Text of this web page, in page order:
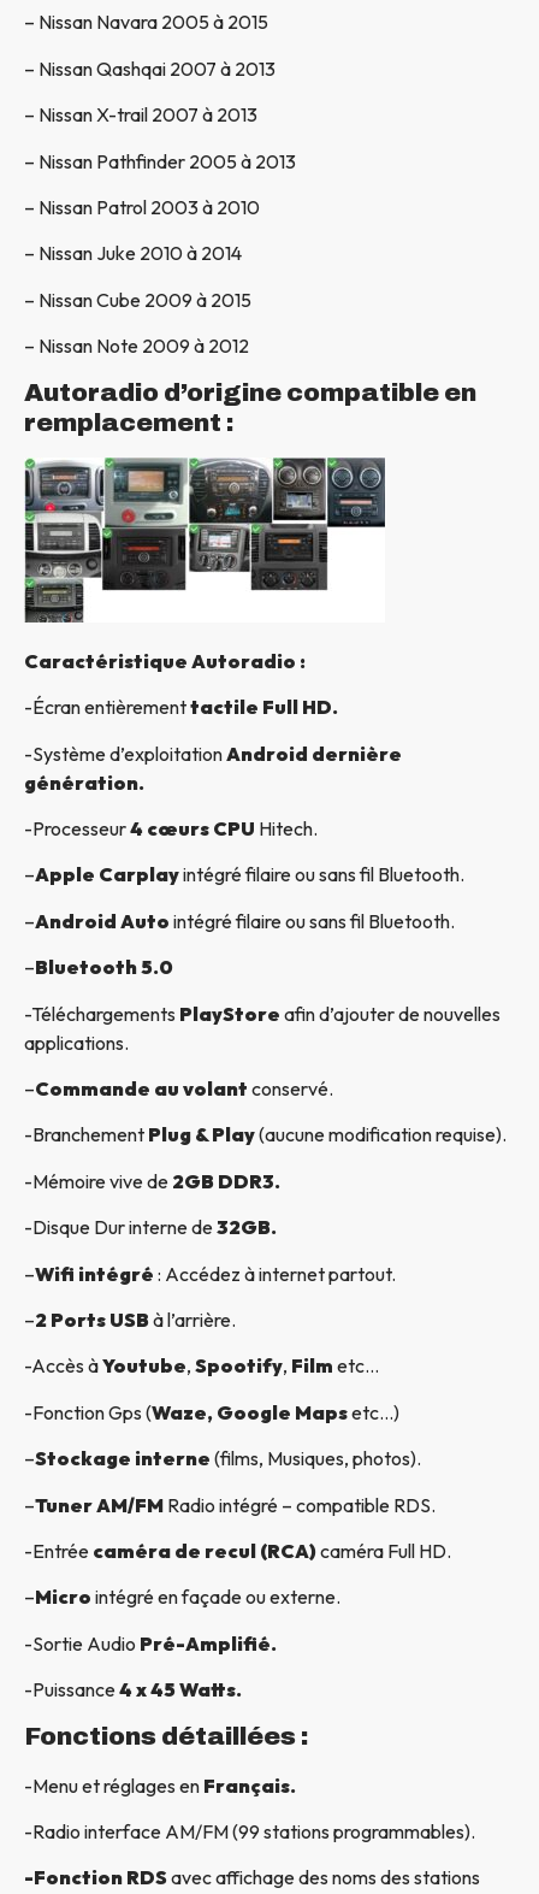
– Nissan Navara 2005 à 2015
– Nissan Qashqai 2007 à 2013
– Nissan X-trail 2007 à 2013
– Nissan Pathfinder 2005 à 2013
– Nissan Patrol 2003 à 2010
– Nissan Juke 2010 à 2014
– Nissan Cube 2009 à 2015
– Nissan Note 2009 à 2012
Autoradio d’origine compatible en
remplacement :
Caractéristique Autoradio :
-Écran entièrementtactile Full HD.
-Système d’exploitationAndroid dernière
génération.
-Processeur4 cœurs CPU Hitech.
–Apple Carplayintégré filaire ou sans fil Bluetooth.
–Android Auto intégré filaire ou sans fil Bluetooth.
–Bluetooth 5.0
-Téléchargements PlayStore afin d’ajouter de nouvelles
applications.
–Commande au volant conservé.
-Branchement Plug & Play(aucune modification requise).
-Mémoire vive de 2GB DDR3.
-Disque Dur interne de32GB.
–Wifi intégré : Accédez à internet partout.
–2 Ports USBà l’arrière.
-Accès àYoutube, Spootify, Film etc…
-Fonction Gps (Waze, Google Mapsetc…)
–Stockage interne (films, Musiques, photos).
–Tuner AM/FM Radio intégré – compatible RDS.
-Entrée caméra de recul (RCA)caméra Full HD.
–Micro intégré en façade ou externe.
-Sortie Audio Pré-Amplifié.
-Puissance4 x 45 Watts.
Fonctions détaillées :
-Menu et réglages en Français.
-Radio interface AM/FM (99 stations programmables).
-Fonction RDSavec affichage des noms des stations